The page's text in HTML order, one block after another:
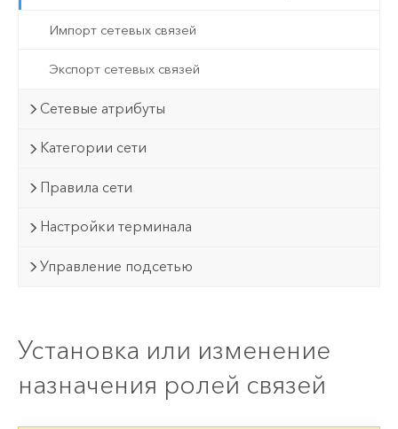
Импорт сетевых связей
Экспорт сетевых связей
Сетевые атрибуты
Категории сети
Правила сети
Настройки терминала
Управление подсетью
Установка или изменение
назначения ролей связей